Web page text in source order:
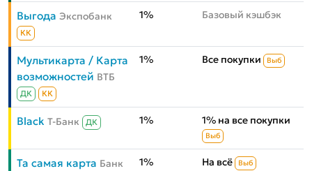
Выгода Экспобанк
КК
1% Базовый кэшбэк
Мультикарта / Карта
возможностей ВТБ
ДК КК
1% Все покупки Выб
Black Т-Банк ДК 1% 1% на все покупки
Выб
Та самая карта Банк
1% На всё Выб